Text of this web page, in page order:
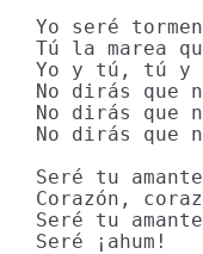
Yo seré
Tú la marea
Yo y tú, tú y
No dirás que
No dirás que
No dirás que
Seré tu
Corazón,
Seré tu
Seré ¡ahum!